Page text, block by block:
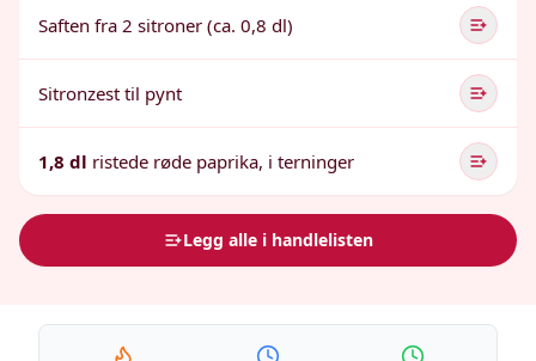
Saften fra 2 sitroner (ca. 0,8 dl)
Sitronzest til pynt
1,8 dl ristede røde paprika, i terninger
Legg alle i handlelisten